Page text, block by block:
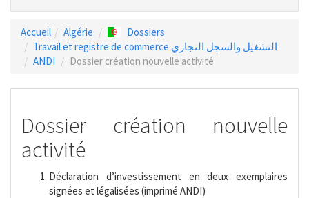
Accueil Algérie
Dossiers
Travail et registre de commerce التشغيل والسجل التجاري
ANDI
Dossier création nouvelle activité
Dossier création nouvelle
activité
Déclaration d’investissement en deux exemplaires
signées et légalisées (imprimé ANDI)